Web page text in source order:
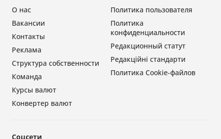
Политика пользователя
Политика
конфиденциальности
Редакционный статут
Редакційні стандарти
Политика Cookie-файлов
О нас
Вакансии
Контакты
Реклама
Структура собственности
Команда
Курсы валют
Конвертер валют
Соцсети